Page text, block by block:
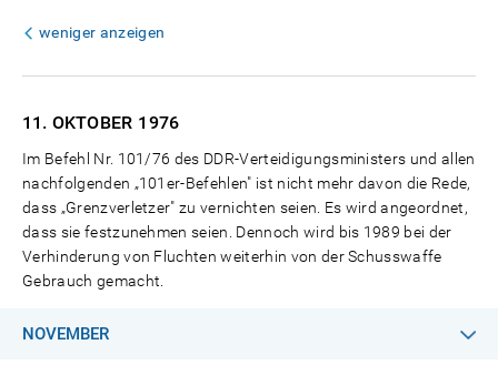
weniger anzeigen
11. OKTOBER 1976
Im Befehl Nr. 101/76 des DDR-Verteidigungsministers und allen
nachfolgenden „101er-Befehlen" ist nicht mehr davon die Rede,
dass „Grenzverletzer" zu vernichten seien. Es wird angeordnet,
dass sie festzunehmen seien. Dennoch wird bis 1989 bei der
Verhinderung von Fluchten weiterhin von der Schusswaffe
Gebrauch gemacht.
NOVEMBER